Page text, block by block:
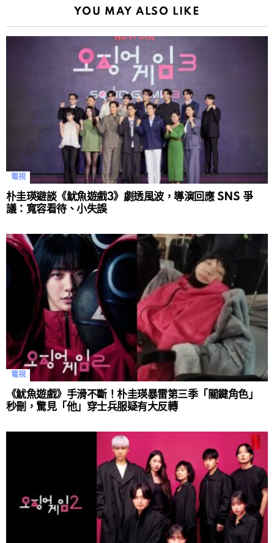
YOU MAY ALSO LIKE
電視
朴圭瑛避談《魷魚遊戲3》劇透風波，導演回應 SNS 爭
議：寬容看待、小失誤
電視
《魷魚遊戲》手滑不斷！朴圭瑛暴雷第三季「關鍵角色」
秒刪，驚見「他」穿士兵服疑有大反轉